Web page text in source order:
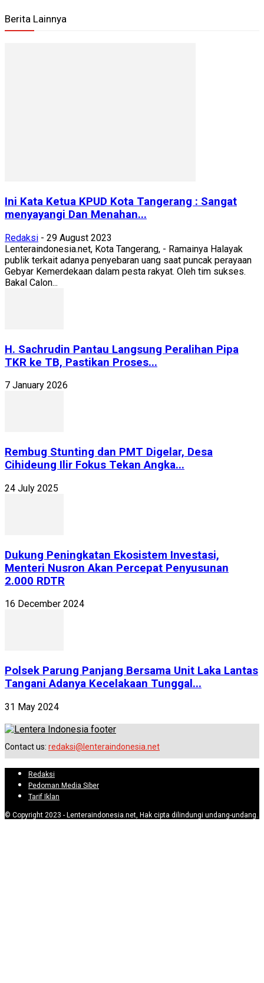
Berita Lainnya
Ini Kata Ketua KPUD Kota Tangerang : Sangat
menyayangi Dan Menahan...
Redaksi - 29 August 2023
Lenteraindonesia.net, Kota Tangerang, - Ramainya Halayak
publik terkait adanya penyebaran uang saat puncak perayaan
Gebyar Kemerdekaan dalam pesta rakyat. Oleh tim sukses.
Bakal Calon...
H. Sachrudin Pantau Langsung Peralihan Pipa
TKR ke TB, Pastikan Proses...
7 January 2026
Rembug Stunting dan PMT Digelar, Desa
Cihideung Ilir Fokus Tekan Angka...
24 July 2025
Dukung Peningkatan Ekosistem Investasi,
Menteri Nusron Akan Percepat Penyusunan
2.000 RDTR
16 December 2024
Polsek Parung Panjang Bersama Unit Laka Lantas
Tangani Adanya Kecelakaan Tunggal...
31 May 2024
Contact us: redaksi@lenteraindonesia.net
Redaksi
Pedoman Media Siber
Tarif Iklan
© Copyright 2023 - Lenteraindonesia.net, Hak cipta dilindungi undang-undang.